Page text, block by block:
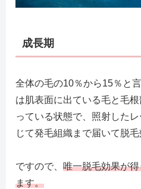
成長期
全体の毛の10％から15％と
は肌表面に出ている毛と毛
っている状態で、照射した
じて発毛組織まで届いて脱毛
ですので、 唯一脱毛効果が
ます。